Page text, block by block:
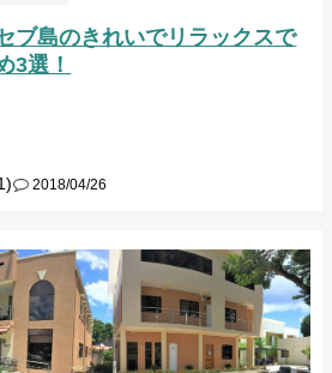
ブ島のきれいでリラックスで
3選！
2018/04/26